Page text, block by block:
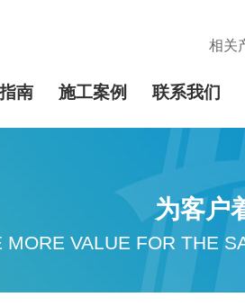
相关
南 施工案例 联系我们
为客户
MORE VALUE FOR THE